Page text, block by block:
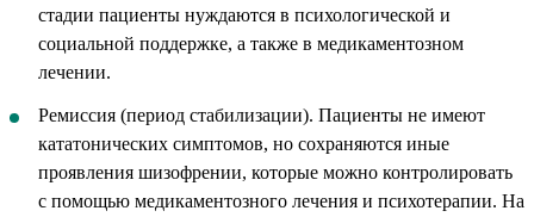
стадии пациенты нуждаются в психологической и
социальной поддержке, а также в медикаментозном
лечении.
Ремиссия (период стабилизации). Пациенты не имеют
кататонических симптомов, но сохраняются иные
проявления шизофрении, которые можно контролировать
с помощью медикаментозного лечения и психотерапии. На